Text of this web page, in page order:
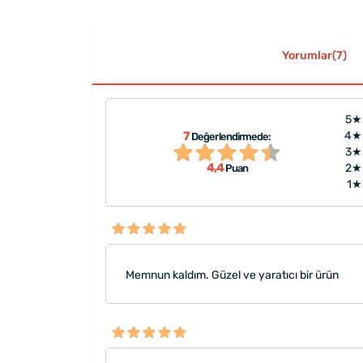
Yorumlar(7)
7Değerlendirmede:
4,4Puan
5★
4★
3★
2★
1★
"Güzel
Memnun kaldım. Güzel ve yaratıcı bir ürün